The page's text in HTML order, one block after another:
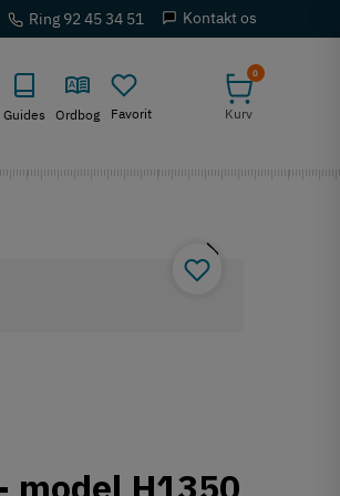
Ring 92 45 34 51 Kontakt os
Guides Ordbog Favorit
0
Kurv